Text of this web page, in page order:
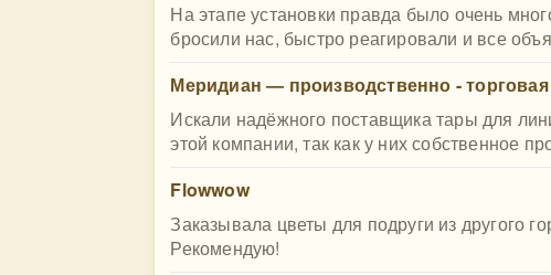
На этапе установки правда было очень
бросили нас, быстро реагировали и все
Меридиан — производственно -
Искали надёжного поставщика тары для
этой компании, так как у них собственное
Flowwow
Заказывала цветы для подруги из другого
Рекомендую!